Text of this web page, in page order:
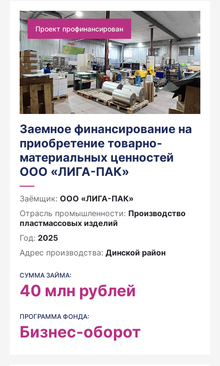
Проект профинансирован
Заемное финансирование на
приобретение товарно-
материальных ценностей
ООО «ЛИГА-ПАК»
Заёмщик: ООО «ЛИГА-ПАК»
Отрасль промышленности: Производство
пластмассовых изделий
Год: 2025
Адрес производства: Динской район
СУММА ЗАЙМА:
40 млн рублей
ПРОГРАММА ФОНДА:
Бизнес-оборот